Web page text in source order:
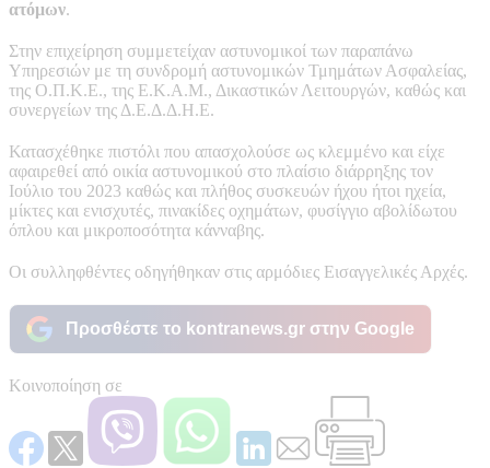
ατόμων.
Στην επιχείρηση συμμετείχαν αστυνομικοί των παραπάνω
Υπηρεσιών με τη συνδρομή αστυνομικών Τμημάτων Ασφαλείας,
της Ο.Π.Κ.Ε., της Ε.Κ.Α.Μ., Δικαστικών Λειτουργών, καθώς και
συνεργείων της Δ.Ε.Δ.Δ.Η.Ε.
Κατασχέθηκε πιστόλι που απασχολούσε ως κλεμμένο και είχε
αφαιρεθεί από οικία αστυνομικού στο πλαίσιο διάρρηξης τον
Ιούλιο του 2023 καθώς και πλήθος συσκευών ήχου ήτοι ηχεία,
μίκτες και ενισχυτές, πινακίδες οχημάτων, φυσίγγιο αβολίδωτου
όπλου και μικροποσότητα κάνναβης.
Οι συλληφθέντες οδηγήθηκαν στις αρμόδιες Εισαγγελικές Αρχές.
Προσθέστε το kontranews.gr στην Google
Κοινοποίηση σε